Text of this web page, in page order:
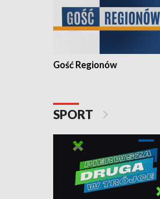
Gość Regionów
SPORT